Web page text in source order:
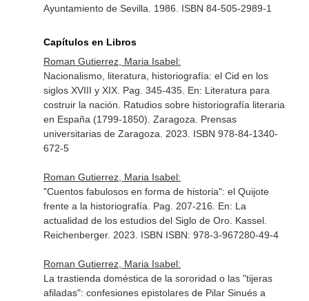
Ayuntamiento de Sevilla. 1986. ISBN 84-505-2989-1
Capítulos en Libros
Roman Gutierrez, Maria Isabel:
Nacionalismo, literatura, historiografía: el Cid en los
siglos XVIII y XIX. Pag. 345-435. En: Literatura para
costruir la nación. Ratudios sobre historiografía literaria
en España (1799-1850) . Zaragoza. Prensas
universitarias de Zaragoza. 2023. ISBN 978-84-1340-
672-5
Roman Gutierrez, Maria Isabel:
"Cuentos fabulosos en forma de historia": el Quijote
frente a la historiografía. Pag. 207-216. En: La
actualidad de los estudios del Siglo de Oro. Kassel.
Reichenberger. 2023. ISBN ISBN: 978-3-967280-49-4
Roman Gutierrez, Maria Isabel:
La trastienda doméstica de la sororidad o las "tijeras
afiladas": confesiones epistolares de Pilar Sinués a